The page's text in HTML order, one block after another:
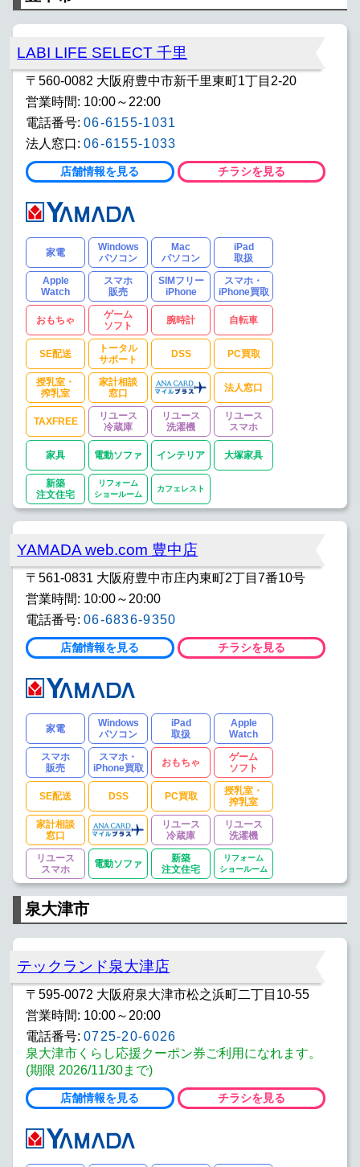
LABI LIFE SELECT 千里
〒560-0082 大阪府豊中市新千里東町1丁目2-20
営業時間: 10:00～22:00
電話番号: 06-6155-1031
法人窓口: 06-6155-1033
店舗情報を見る チラシを見る
家電
Windows
パソコン
Mac
パソコン
iPad
取扱
Apple
Watch
スマホ
販売
SIMフリー
iPhone
スマホ・
iPhone買取
おもちゃ
ゲーム
ソフト
腕時計 自転車
SE配送
トータル
サポート
DSS PC買取
授乳室・
搾乳室
家計相談
窓口
法人窓口
TAXFREE
リユース
冷蔵庫
リユース
洗濯機
リユース
スマホ
家具 電動ソファ インテリア 大塚家具
新築
注文住宅
リフォーム
ショールーム
カフェレスト
YAMADA web.com 豊中店
〒561-0831 大阪府豊中市庄内東町2丁目7番10号
営業時間: 10:00～20:00
電話番号: 06-6836-9350
店舗情報を見る チラシを見る
家電
Windows
パソコン
iPad
取扱
Apple
Watch
スマホ
販売
スマホ・
iPhone買取
おもちゃ
ゲーム
ソフト
SE配送 DSS PC買取
授乳室・
搾乳室
家計相談
窓口
リユース
冷蔵庫
リユース
洗濯機
リユース
スマホ
電動ソファ
新築
注文住宅
リフォーム
ショールーム
泉大津市
テックランド泉大津店
〒595-0072 大阪府泉大津市松之浜町二丁目10-55
営業時間: 10:00～20:00
電話番号: 0725-20-6026
泉大津市くらし応援クーポン券ご利用になれます。
(期限 2026/11/30まで)
店舗情報を見る チラシを見る